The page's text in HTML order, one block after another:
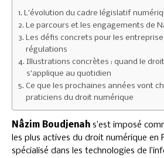
L’évolution du cadre législatif
Le parcours et les engagements de
Les défis concrets pour les
régulations
Illustrations concrètes : quand le
s’applique au quotidien
Ce que les prochaines années vont
praticiens du droit numérique
Nâzim Boudjenah s’est imposé
les plus actives du droit numérique en
spécialisé dans les technologies de